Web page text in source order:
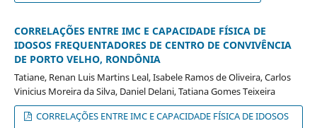
CORRELAÇÕES ENTRE IMC E CAPACIDADE FÍSICA DE
IDOSOS FREQUENTADORES DE CENTRO DE CONVIVÊNCIA
DE PORTO VELHO, RONDÔNIA
Tatiane, Renan Luis Martins Leal, Isabele Ramos de Oliveira, Carlos
Vinicius Moreira da Silva, Daniel Delani, Tatiana Gomes Teixeira
CORRELAÇÕES ENTRE IMC E CAPACIDADE FÍSICA DE IDOSOS